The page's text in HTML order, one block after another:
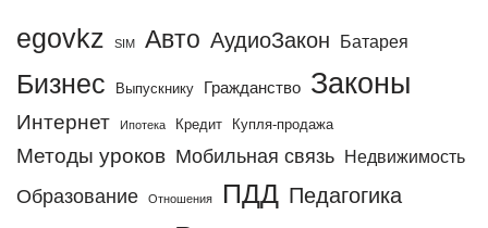
egovkz SIM Авто АудиоЗакон Батарея
Бизнес Выпускнику Гражданство Законы
Интернет Ипотека Кредит Купля-продажа
Методы уроков Мобильная связь Недвижимость
Образование Отношения ПДД Педагогика